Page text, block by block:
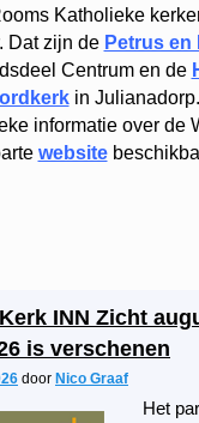
Katholieke
Dat zijn de Petrus
Centrum en de
in
informatie over de
website
INN Zicht
is verschenen
door Nico Graaf
Het